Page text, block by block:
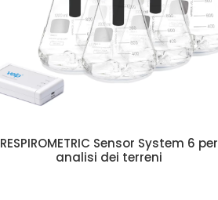
RESPIROMETRIC Sensor System 6 per
analisi dei terreni